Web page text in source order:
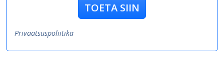
TOETA SIIN
Privaatsuspoliitika